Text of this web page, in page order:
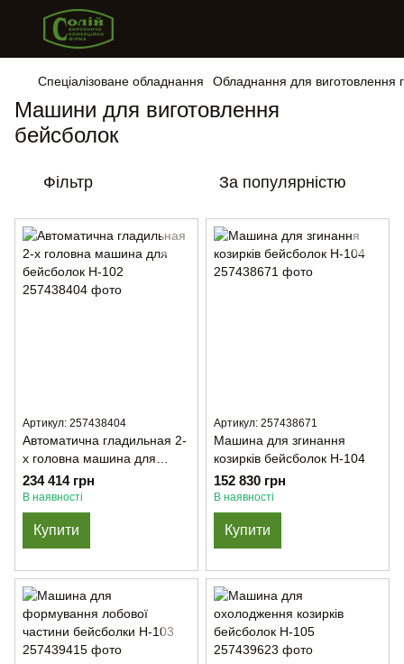
Спеціалізоване обладнання Обладнання для виготовлення
Машини для виготовлення
бейсболок
Фільтр За популярністю
Артикул: 257438404
Автоматична гладильная 2-
х головна машина для
бейсболок H-102
234 414 грн
В наявності
Купити
Артикул: 257438671
Машина для згинання
козирків бейсболок H-104
152 830 грн
В наявності
Купити